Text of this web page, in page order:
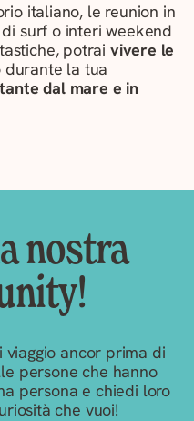
italiano, le reunion in
surf o interi weekend
potrai vivere le
durante la tua
dal mare e in
nostra
viaggio ancor prima di
persone che hanno
persona e chiedi loro
che vuoi!